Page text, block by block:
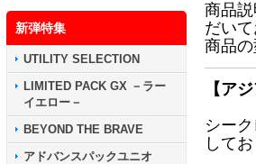
新弾特集
UTILITY SELECTION
LIMITED PACK GX －ラー
イエロー－
BEYOND THE BRAVE
アドバンスパックユニオ
商品
だい
商品
【ア
シー
してお